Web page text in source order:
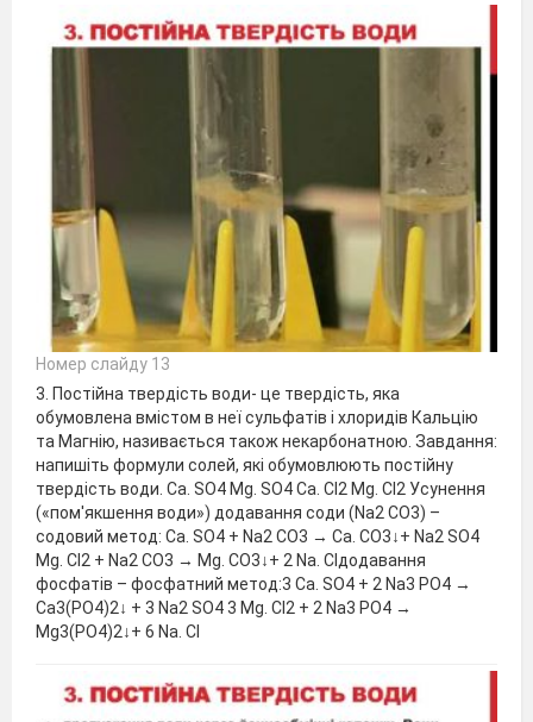
Номер слайду 13
3. Постійна твердість води- це твердість, яка
обумовлена вмістом в неї сульфатів і хлоридів Кальцію
та Магнію, називається також некарбонатною. Завдання:
напишіть формули солей, які обумовлюють постійну
твердість води. Ca. SO4 Mg. SO4 Сa. Cl2 Mg. Cl2 Усунення
(«пом'якшення води») додавання соди (Na2 CO3) –
содовий метод: Ca. SO4 + Na2 CO3 → Ca. CO3↓+ Na2 SO4
Mg. Cl2 + Na2 CO3 → Mg. CO3↓+ 2 Na. Clдодавання
фосфатів – фосфатний метод:3 Ca. SO4 + 2 Na3 PO4 →
Ca3(PO4)2↓ + 3 Na2 SO4 3 Mg. Cl2 + 2 Na3 PO4 →
Mg3(PO4)2↓+ 6 Na. Cl